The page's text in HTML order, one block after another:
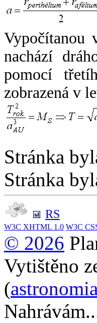
Vypočítanou
nachází
pomocí
zobrazená v
Stránka
Stránka
RS
W3C XHTML 1.0 W3C
© 2026
Vytištěno
(